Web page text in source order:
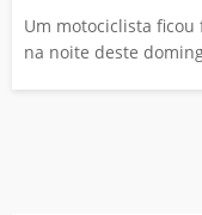
Um motociclista
na noite deste